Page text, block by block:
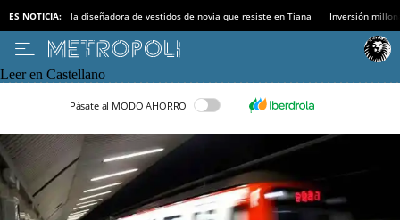
ES NOTICIA: la diseñadora de vestidos de novia que resiste en Tiana Inversión
Leer en Castellano
Pásate al MODO AHORRO